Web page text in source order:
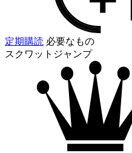
定期購読 必要なもの
スクワットジャンプ